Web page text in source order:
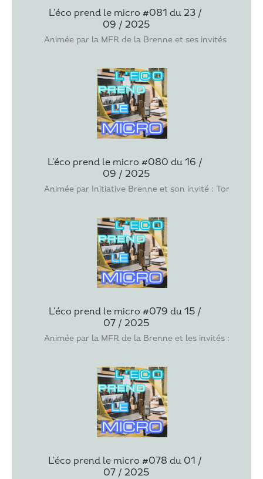
L'éco prend le micro #081 du 23 /
09 / 2025
Animée par la MFR de la Brenne et ses invités :
L'éco prend le micro #080 du 16 /
09 / 2025
Animée par Initiative Brenne et son invité : Tony
L'éco prend le micro #079 du 15 /
07 / 2025
Animée par la MFR de la Brenne et les invités : les
L'éco prend le micro #078 du 01 /
07 / 2025